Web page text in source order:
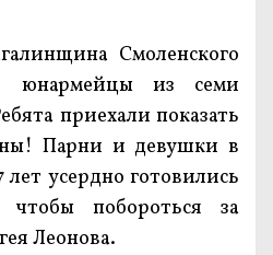
Смоленского
юнармейцы из семи
приехали показать
Парни и девушки в
лет усердно готовились
чтобы побороться за
Леонова.